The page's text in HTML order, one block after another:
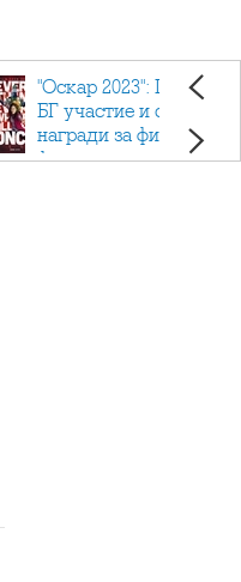
"Оскар 2023": Приз с
БГ участие и седем
награди за филма
фаворит